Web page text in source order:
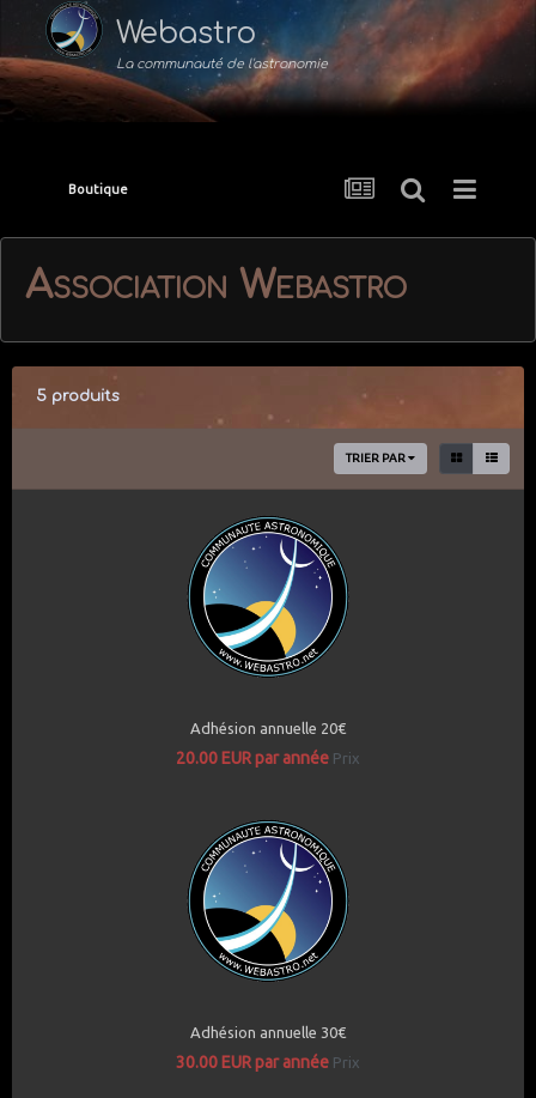
Webastro
La communauté de l'astronomie
Boutique
Association Webastro
5 produits
TRIER PAR
Adhésion annuelle 20€
20.00 EUR par année Prix
Adhésion annuelle 30€
30.00 EUR par année Prix